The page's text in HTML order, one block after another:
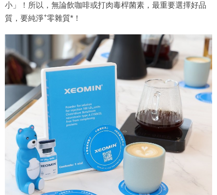
小」！所以，無論飲咖啡或打肉毒桿菌素，最重要選擇好品
質，要純淨+零雜質*！